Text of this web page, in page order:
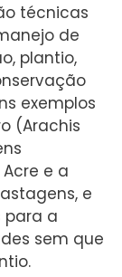
técnicas
de
plantio,
exemplos
(Arachis
e a
e
para a
sem que